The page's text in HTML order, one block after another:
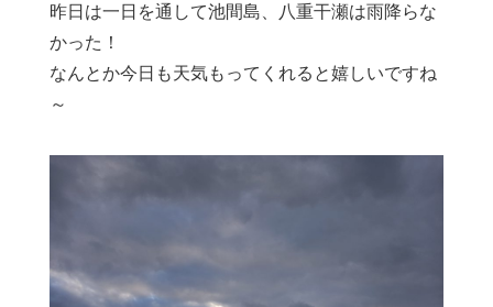
昨日は一日を通して池間島、八重干瀬は雨降らな
かった！
なんとか今日も天気もってくれると嬉しいですね
～